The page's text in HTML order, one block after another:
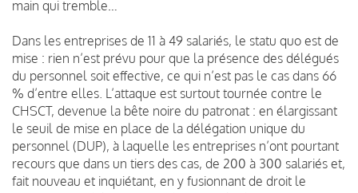
main qui tremble…
Dans les entreprises de 11 à 49 salariés, le statu quo est de
mise : rien n’est prévu pour que la présence des délégués
du personnel soit effective, ce qui n’est pas le cas dans 66
% d’entre elles. L’attaque est surtout tournée contre le
CHSCT, devenue la bête noire du patronat : en élargissant
le seuil de mise en place de la délégation unique du
personnel (DUP), à laquelle les entreprises n’ont pourtant
recours que dans un tiers des cas, de 200 à 300 salariés et,
fait nouveau et inquiétant, en y fusionnant de droit le